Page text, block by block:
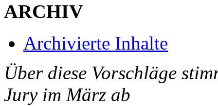
ARCHIV
Archivierte Inhalte
Über diese Vorschläge
Jury im März ab